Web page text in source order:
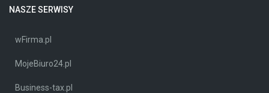
NASZE SERWISY
wFirma.pl
MojeBiuro24.pl
Business-tax.pl